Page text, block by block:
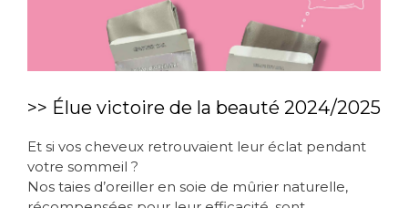
>> Élue victoire de la beauté 2024/2025
Et si vos cheveux retrouvaient leur éclat pendant
votre sommeil ?
Nos taies d’oreiller en soie de mûrier naturelle,